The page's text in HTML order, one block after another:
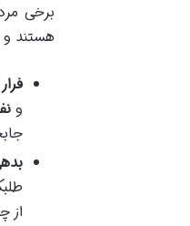
برخی
هستند و
و
از